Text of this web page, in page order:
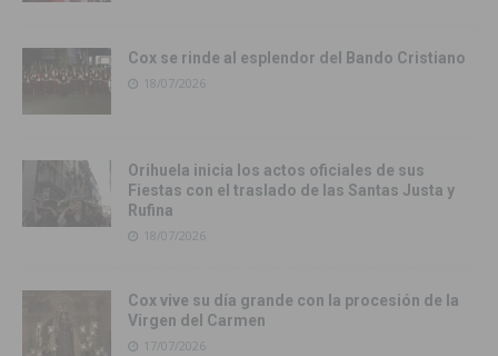
Cox se rinde al esplendor del Bando Cristiano
18/07/2026
Orihuela inicia los actos oficiales de sus
Fiestas con el traslado de las Santas Justa y
Rufina
18/07/2026
Cox vive su día grande con la procesión de la
Virgen del Carmen
17/07/2026